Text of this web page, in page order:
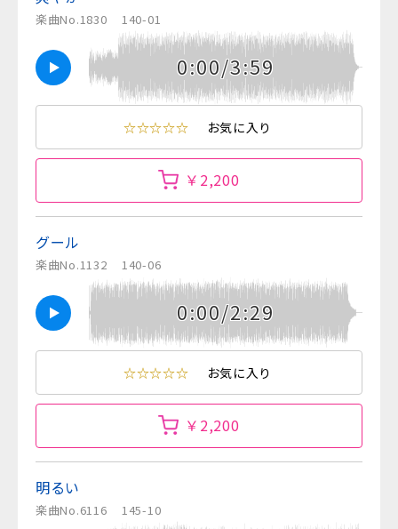
楽曲No.1830 140-01
0:00/3:59
☆☆☆☆☆ お気に入り
￥2,200
グール
楽曲No.1132 140-06
0:00/2:29
☆☆☆☆☆ お気に入り
￥2,200
明るい
楽曲No.6116 145-10